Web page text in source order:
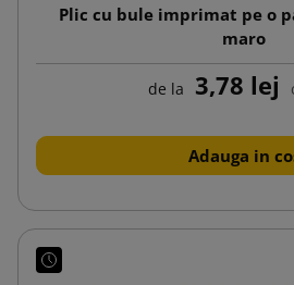
Plic cu bule imprimat pe o
maro
de la 3,78 lej
Adauga in